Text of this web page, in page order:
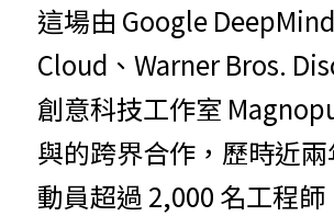
這場由 Google
Cloud、Warner Bros.
創意科技工作室
與的跨界合作，歷時近兩
動員超過 2,000 名工程師